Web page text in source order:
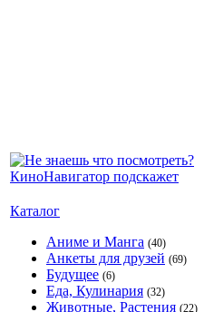
Каталог
Аниме и Манга (40)
Анкеты для друзей (69)
Будущее (6)
Еда, Кулинария (32)
Животные, Растения (22)